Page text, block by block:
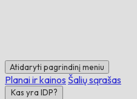
Atidaryti pagrindinį meniu
Planai ir kainos Šalių sąrašas
Kas yra IDP?